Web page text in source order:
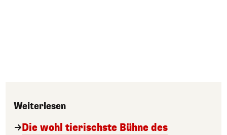
Weiterlesen
Die wohl tierischste Bühne des